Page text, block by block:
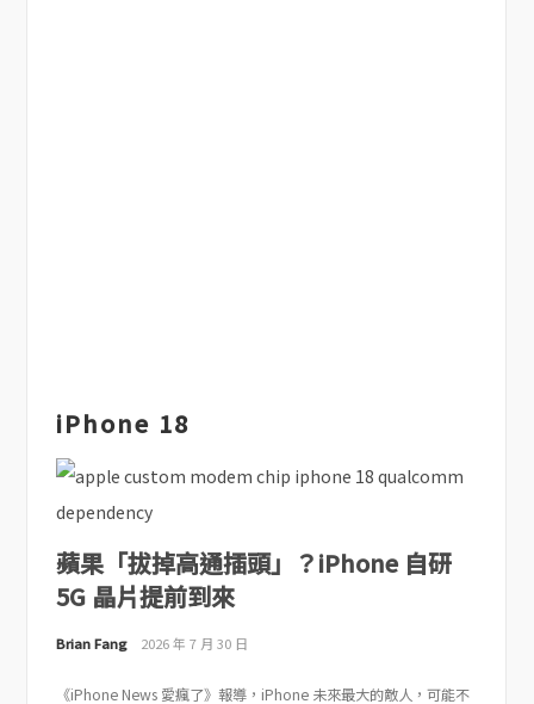
iPhone 18
蘋果「拔掉高通插頭」？iPhone 自研
5G 晶片提前到來
Brian Fang 2026 年 7 月 30 日
《iPhone News 愛瘋了》報導，iPhone 未來最大的敵人，可能不